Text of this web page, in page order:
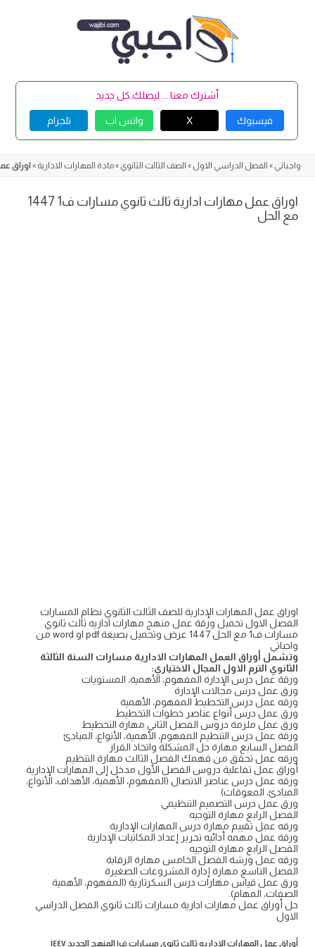
أشترك معنا ... ليصلك كل جديد
فيسبوك X واتس اب تلجرام
واجباتي » الفصل الدراسي الاول » الصف الثالث الثانوي »مادة المهارات الادارية » اوراق عمل
اوراق عمل مهارات ادارية ثالث ثانوي مسارات ف1 1447
مع الحل
اوراق عمل المهارات الإدارية للصف الثالث الثانوي نظام المسارات
الفصل الاول تحميل ورقة عمل منهج مهارات اداريه ثالث ثانوي
مسارات ف1 مع الحل 1447 عرض وتحميل بصيغة pdf او word من
واجباتي
وتشمل أوراق العمل المهارات الادارية مسارات السنة الثالثة
الثانوي الترم الاول المجال الاختياري:
ورقة عمل درس الإدارة المفهوم، الأهمية، المستويات
ورق عمل درس مجالات الإدارة
ورقه عمل درس التخطيط المفهوم، الأهمية
ورق عمل درس أنواع عناصر خطوات التخطيط
ورق عمل ملزمة دروس الفصل الثاني مهارة التخطيط
ورقة عمل درس التنظيم المفهوم، الأهمية، الأنواع، المبادئ
الفصل السابع مهارة حل المشكلة واتخاذ القرار
ورقه عمل تحقق من فهمك الفصل الثالث مهارة التنظيم
أوراق عمل تفاعلية دروس الفصل الأول مدخل إلى المهارات الإدارية
ورقه عمل درس عناصر الاتصال (المفهوم، الأهمية، الأهداف، الأنواع،
المبادئ، المعوقات)
ورق عمل درس التصميم التنظيمي
الفصل الرابع مهارة التوجيه
ورقه عمل تقييم مهارة درس المهارات الإدارية
ورقة عمل مهمه أدائيه تحرير إعداد المكاتبات الإدارية
الفصل الرابع مهارة التوجيه
ورقه عمل ورشة الفصل الخامس مهارة الرقابة
الفصل التاسع مهارة إدارة المشروعات الصغيرة
ورق عمل قياس مهارات درس السكرتارية (المفهوم، الأهمية
الصفات، المهام).
حل أوراق عمل مهارات ادارية مسارات ثالث ثانوي الفصل الدراسي
الاول
أوراق عمل المهارات الاداريه ثالث ثانوي مسارات ف١ المنهج الجديد ١٤٤٧